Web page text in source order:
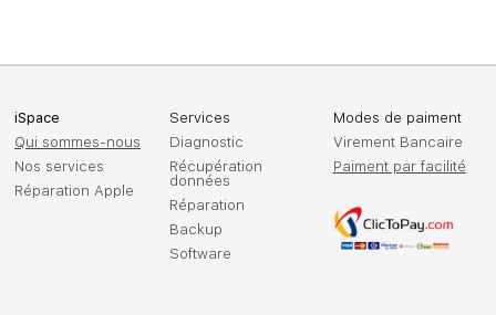
iSpace
Qui sommes-nous
Nos services
Réparation Apple
Services
Diagnostic
Récupération
données
Réparation
Backup
Software
Modes de paiment
Virement Bancaire
Paiment par facilité